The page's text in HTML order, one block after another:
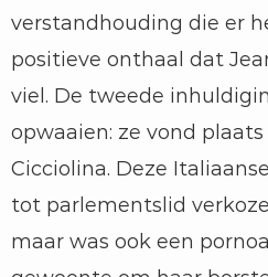
verstandhouding die er
positieve onthaal dat
viel. De tweede
opwaaien: ze vond
Cicciolina. Deze
tot parlementslid
maar was ook een